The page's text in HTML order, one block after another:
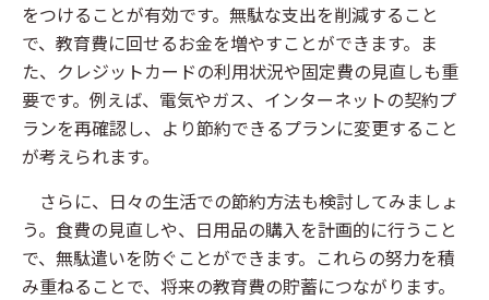
をつけることが有効です。無駄な支出を削減すること
で、教育費に回せるお金を増やすことができます。ま
た、クレジットカードの利用状況や固定費の見直しも重
要です。例えば、電気やガス、インターネットの契約プ
ランを再確認し、より節約できるプランに変更すること
が考えられます。
さらに、日々の生活での節約方法も検討してみましょ
う。食費の見直しや、日用品の購入を計画的に行うこと
で、無駄遣いを防ぐことができます。これらの努力を積
み重ねることで、将来の教育費の貯蓄につながります。